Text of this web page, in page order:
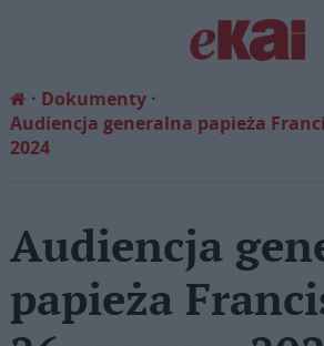
Dokumenty
Audiencja generalna papieża
2024
Audiencja
papieża